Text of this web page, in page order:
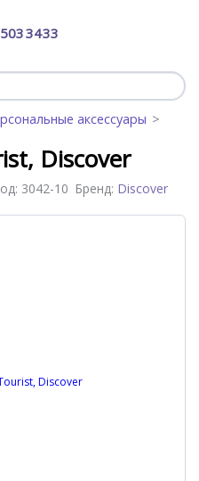
34 33
аксессуары
Discover
Бренд: Discover
3042-10